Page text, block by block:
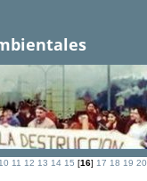
11 12 13 14 15 [16] 17 18 19 20